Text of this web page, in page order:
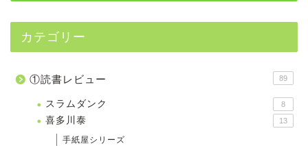
カテゴリー
①読書レビュー 89
スラムダンク 8
喜多川泰 13
手紙屋シリーズ